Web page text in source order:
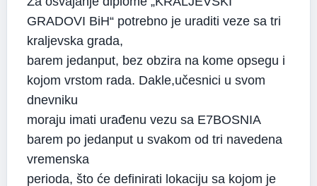
GRADOVI BiH“ potrebno je uraditi veze sa tri
kraljevska grada,
barem jedanput, bez obzira na kome opsegu i
kojom vrstom rada. Dakle,učesnici u svom
dnevniku
moraju imati urađenu vezu sa E7BOSNIA
barem po jedanput u svakom od tri navedena
vremenska
perioda, što će definirati lokaciju sa kojom je